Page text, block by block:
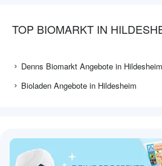
TOP BIOMARKT IN
Denns Biomarkt Angebote in Hildesheim
Bioladen Angebote in Hildesheim